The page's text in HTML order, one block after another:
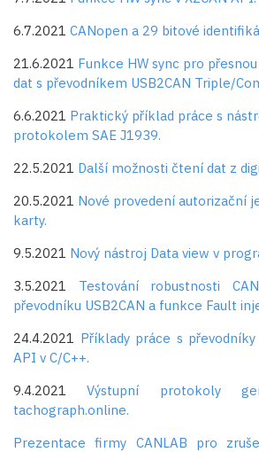
6.7.2021 CANopen a 29 bitové
21.6.2021 Funkce HW sync pro
dat s převodníkem USB2CAN Triple/
6.6.2021 Praktický příklad práce s
protokolem SAE J1939.
22.5.2021 Další možnosti čtení dat z
20.5.2021 Nové provedení autorizační
karty.
9.5.2021 Nový nástroj Data view v
3.5.2021 Testování robustnosti
převodníku USB2CAN a funkce Fault
24.4.2021 Příklady práce s převodníky
API v C/C++.
9.4.2021 Výstupní protokoly
tachograph.online.
Prezentace firmy CANLAB pro